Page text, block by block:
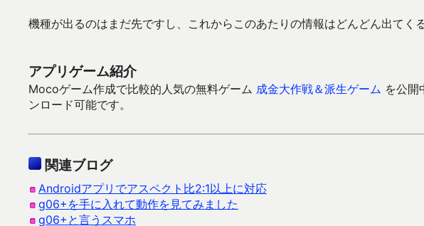
機種が出るのはまだ先ですし、これからこのあたりの情報はどんどん出てく
アプリゲーム紹介
Mocoゲーム作成で比較的人気の無料ゲーム 成金大作戦＆派生ゲーム を公
ンロード可能です。
関連ブログ
Androidアプリでアスペクト比2:1以上に対応
g06+を手に入れて動作を見てみました
g06+と言うスマホ